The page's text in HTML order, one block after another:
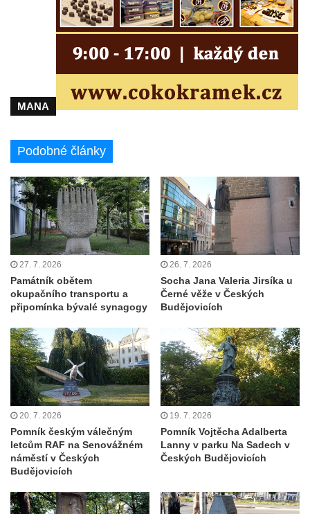
Brozánkách
Pamětní deska mostu Josefa Straky v
Mělníku
domě čp. 17/1 v ulici G. Casanovy v
Duchcově
na náměstí Republiky v Duchcově
ve Ferrerově ulici v Duchcově
Pamětní deska Casanovy na kapli svaté
Barbory v sadech Rudé armády v
Duchcově
Pamětní deska na domě čp. 371 v
Pivovarské ulici ve Šluknově
Pamětní deska Eduarda Schrötera na
Pamětní deska Friedricha Schillera u
rozhledny Háj u Aše
Pamětní deska Josefa II. na Císařském
kameni
domě čp. 42 v Perštýnské ulici v
Pardubicích
Olomouci
MANA
Podobné články
27. 7. 2026
Památník obětem
okupačního transportu a
připomínka bývalé synagogy
26. 7. 2026
Socha Jana Valeria Jirsíka u
Černé věže v Českých
Budějovicích
20. 7. 2026
Pomník českým válečným
letcům RAF na Senovážném
náměstí v Českých
Budějovicích
19. 7. 2026
Pomník Vojtěcha Adalberta
Lanny v parku Na Sadech v
Českých Budějovicích